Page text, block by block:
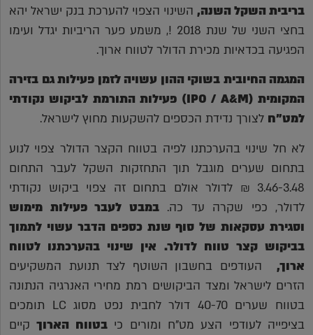
בריבית השקל השנה, השינוי הצפוי להערכת בנק ישראל יהא
בחצי השני של שנת 2018 !, משמע פער הריביות יגדל ועימו
הפגיעה בכדאיות מכירת הדולר לטווח ארוך.
המגמה החיובית בשוקי ההון עשויה לזמן פעילות גם בזירה
המקומית (
IPO / A&M
) פעילות התורמת לביקוש נקודתי
למט"ח לצורך נדידת הכספים להשקעות מחוץ לישראל.
לא חל שינוי בהערכתנו לפיה בטווח הקצר הדולר צפוי לנוע
בתחום שערים מוגבל תוך התחזקות השקל לעבר התחום
3.46-3.48 ₪ לדולר אולם בתחום זה צפוי ביקוש נקודתי
לדולר, כפי שקרה עד כה.במבט לעבר פעילות מימוש
וסגירת עסקאות של סוף שנת כספים הדבר עשוי לתמוך
בביקוש קצר טווח לדולר. אין שינוי בהערכתנו לטווח
ארוך, העודפים בחשבון השוטף לצד תנועת המשקיעים
הזרים לישראל ומצד הביקושים רמת מחירי האנרגיה הנתונה
בטווח שערים 40-70 דולר לחבית נפט מסוג LC תומכים
בציפייה לעודפי הצע מט"ח ומורים כיבטווח הארוךקיים